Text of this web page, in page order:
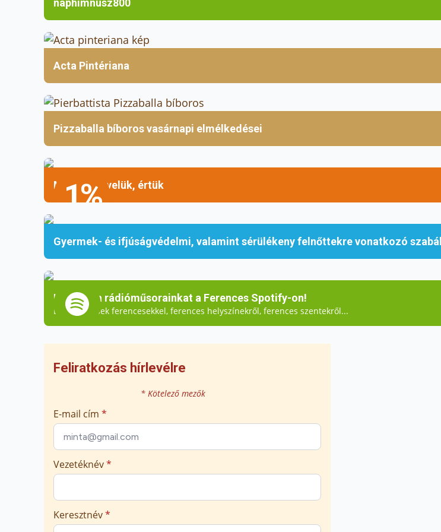
Acta Pintériana
Pizzaballa bíboros vasárnapi elmélkedései
1%
Mellettük, velük, értük
Gyermek- és ifjúságvédelmi, valamint sérülékeny felnőttekre vonatkozó
Hallgassa rádióműsorainkat a Ferences Spotify-on!
Beszélgetések ferencesekkel, ferences helyszínekről, ferences szentekről...
Feliratkozás hírlevélre
* Kötelező mezők
E-mail cím *
Vezetéknév*
Keresztnév*